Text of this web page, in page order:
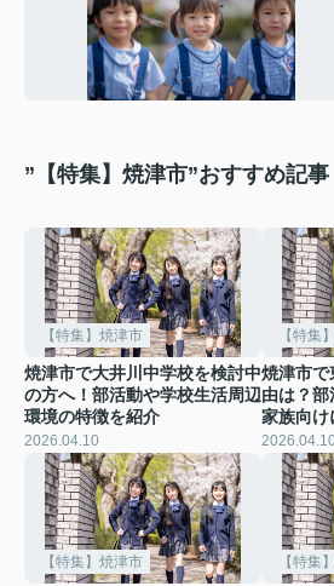
”【特集】焼津市”おすすめ記事
【特集】焼津市
焼津市で大井川中学校を検討中
の方へ！部活動や学校生活周辺
環境の特徴を紹介
2026.04.10
【特集
焼津市で
由は？
家族向け
【特集】焼津市 【特集